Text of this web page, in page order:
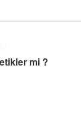
mi ?